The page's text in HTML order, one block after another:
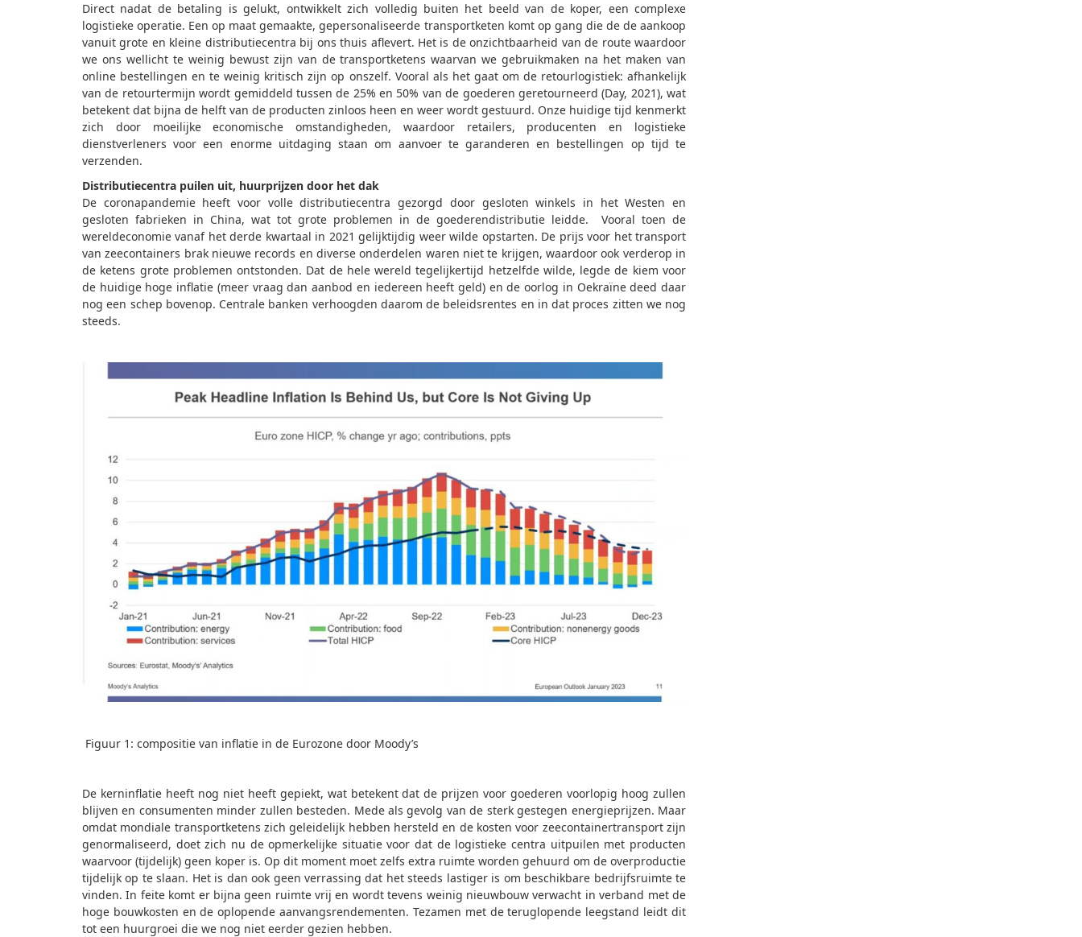
Direct nadat de betaling is gelukt, ontwikkelt zich volledig buiten het beeld van de koper, een complexe
logistieke operatie. Een op maat gemaakte, gepersonaliseerde transportketen komt op gang die de de aankoop
vanuit grote en kleine distributiecentra bij ons thuis aflevert. Het is de onzichtbaarheid van de route waardoor
we ons wellicht te weinig bewust zijn van de transportketens waarvan we gebruikmaken na het maken van
online bestellingen en te weinig kritisch zijn op onszelf. Vooral als het gaat om de retourlogistiek: afhankelijk
van de retourtermijn wordt gemiddeld tussen de 25% en 50% van de goederen geretourneerd(Day, 2021), wat
betekent dat bijna de helft van de producten zinloos heen en weer wordt gestuurd. Onze huidige tijd kenmerkt
zich door moeilijke economische omstandigheden, waardoor retailers, producenten en logistieke
dienstverleners voor een enorme uitdaging staan om aanvoer te garanderen en bestellingen op tijd te
verzenden.
Distributiecentra puilen uit, huurprijzen door het dak
De coronapandemie heeft voor volle distributiecentra gezorgd door gesloten winkels in het Westen en
gesloten fabrieken in China, wat tot grote problemen in de goederendistributie leidde. Vooral toen de
wereldeconomie vanaf het derde kwartaal in 2021 gelijktijdig weer wilde opstarten. De prijs voor het transport
van zeecontainers brak nieuwe records en diverse onderdelen waren niet te krijgen, waardoor ook verderop in
de ketens grote problemen ontstonden. Dat de hele wereld tegelijkertijd hetzelfde wilde, legde de kiem voor
de huidige hoge inflatie (meer vraag dan aanbod en iedereen heeft geld) en de oorlog in Oekraïne deed daar
nog een schep bovenop. Centrale banken verhoogden daarom de beleidsrentes en in dat proces zitten we nog
steeds.
Figuur 1: compositie van inflatie in de Eurozone door Moody’s
De kerninflatie heeft nog niet heeft gepiekt, wat betekent dat de prijzen voor goederen voorlopig hoog zullen
blijven en consumenten minder zullen besteden. Mede als gevolg van de sterk gestegen energieprijzen. Maar
omdat mondiale transportketens zich geleidelijk hebben hersteld en de kosten voor zeecontainertransport zijn
genormaliseerd, doet zich nu de opmerkelijke situatie voor dat de logistieke centra uitpuilen met producten
waarvoor (tijdelijk) geen koper is. Op dit moment moet zelfs extra ruimte worden gehuurd om de overproductie
tijdelijk op te slaan. Het is dan ook geen verrassing dat het steeds lastiger is om beschikbare bedrijfsruimte te
vinden. In feite komt er bijna geen ruimte vrij en wordt tevens weinig nieuwbouw verwacht in verband met de
hoge bouwkosten en de oplopende aanvangsrendementen. Tezamen met de teruglopende leegstand leidt dit
tot een huurgroei die we nog niet eerder gezien hebben.